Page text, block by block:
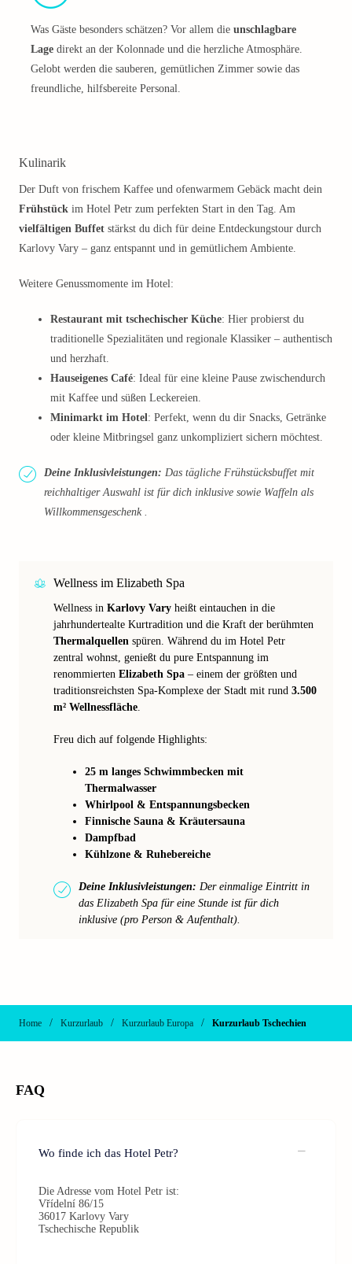
Was Gäste besonders schätzen? Vor allem die unschlagbare
Lage direkt an der Kolonnade und die herzliche Atmosphäre.
Gelobt werden die sauberen, gemütlichen Zimmer sowie das
freundliche, hilfsbereite Personal.
Kulinarik
Der Duft von frischem Kaffee und ofenwarmem Gebäck macht dein
Frühstück im Hotel Petr zum perfekten Start in den Tag. Am
vielfältigen Buffet stärkst du dich für deine Entdeckungstour durch
Karlovy Vary – ganz entspannt und in gemütlichem Ambiente.
Weitere Genussmomente im Hotel:
Restaurant mit tschechischer Küche: Hier probierst du
traditionelle Spezialitäten und regionale Klassiker – authentisch
und herzhaft.
Hauseigenes Café: Ideal für eine kleine Pause zwischendurch
mit Kaffee und süßen Leckereien.
Minimarkt im Hotel: Perfekt, wenn du dir Snacks, Getränke
oder kleine Mitbringsel ganz unkompliziert sichern möchtest.
Deine Inklusivleistungen: Das tägliche Frühstücksbuffet mit
reichhaltiger Auswahl ist für dich inklusive sowie Waffeln als
Willkommensgeschenk .
Wellness im Elizabeth Spa
Wellness in Karlovy Vary heißt eintauchen in die
jahrhundertealte Kurtradition und die Kraft der berühmten
Thermalquellen spüren. Während du im Hotel Petr
zentral wohnst, genießt du pure Entspannung im
renommierten Elizabeth Spa – einem der größten und
traditionsreichsten Spa-Komplexe der Stadt mit rund 3.500
m² Wellnessfläche.
Freu dich auf folgende Highlights:
25 m langes Schwimmbecken mit
Thermalwasser
Whirlpool & Entspannungsbecken
Finnische Sauna & Kräutersauna
Dampfbad
Kühlzone & Ruhebereiche
Deine Inklusivleistungen: Der einmalige Eintritt in
das Elizabeth Spa für eine Stunde ist für dich
inklusive (pro Person & Aufenthalt).
Home / Kurzurlaub / Kurzurlaub Europa / Kurzurlaub Tschechien
FAQ
Wo finde ich das Hotel Petr?
Die Adresse vom Hotel Petr ist:
Vřídelní 86/15
36017 Karlovy Vary
Tschechische Republik